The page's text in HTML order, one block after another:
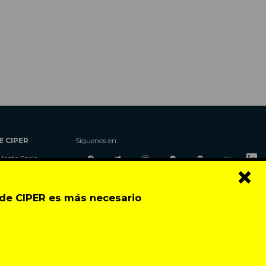
CIPER es más necesario
×
CIPER
Socio
Contacto
Síguenos en: